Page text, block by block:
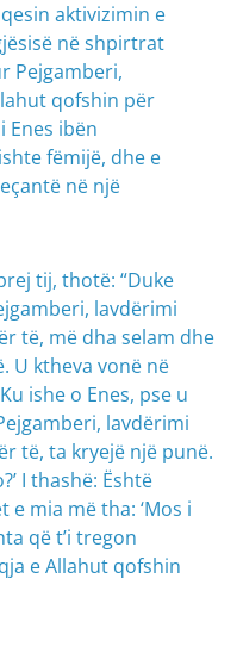
aktivizimin e
në shpirtrat
Pejgamberi,
qofshin për
Enes ibën
fëmijë, dhe e
në një
tij, thotë: “Duke
lavdërimi
të, më dha selam dhe
U ktheva vonë në
ishe o Enes, pse u
lavdërimi
të, ta kryejë një punë.
I thashë: Është
e mia më tha: ‘Mos i
që t’i tregon
e Allahut qofshin